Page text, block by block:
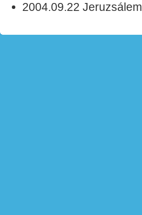
2004.09.22 Jeruzsálem